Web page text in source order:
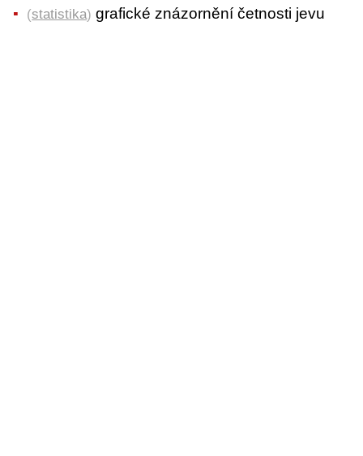
(statistika) grafické znázornění četnosti jevu